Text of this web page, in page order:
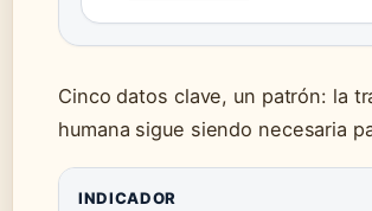
Cinco datos clave, un patrón: la
humana sigue siendo necesaria
INDICADOR